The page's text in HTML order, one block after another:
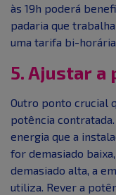
às 19h poderá
padaria que
uma tarifa bi-horária.
5. Ajustar a
Outro ponto crucial
potência
energia que a
for demasiado
demasiado alta, a
utiliza. Rever a